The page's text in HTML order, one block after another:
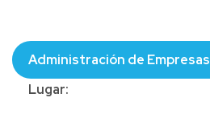
Administración de Empresas
Lugar: